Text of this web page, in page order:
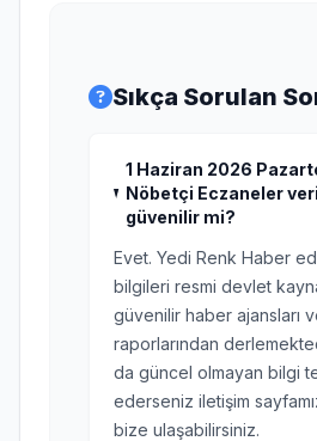
Sıkça Sorulan
1 Haziran 2026
Nöbetçi Eczaneler
güvenilir mi?
Evet. Yedi Renk Haber
bilgileri resmi devlet
güvenilir haber ajansları
raporlarından
da güncel olmayan bilgi
ederseniz iletişim
bize ulaşabilirsiniz.